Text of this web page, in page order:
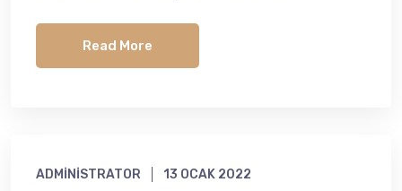
Read More
ADMINISTRATOR 13 OCAK 2022